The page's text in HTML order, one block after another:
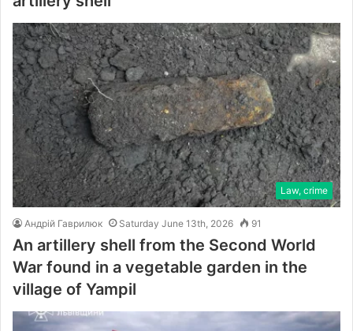
Law, crime
Андрій Гаврилюк Saturday June 13th, 2026 91
An artillery shell from the Second World
War found in a vegetable garden in the
village of Yampil